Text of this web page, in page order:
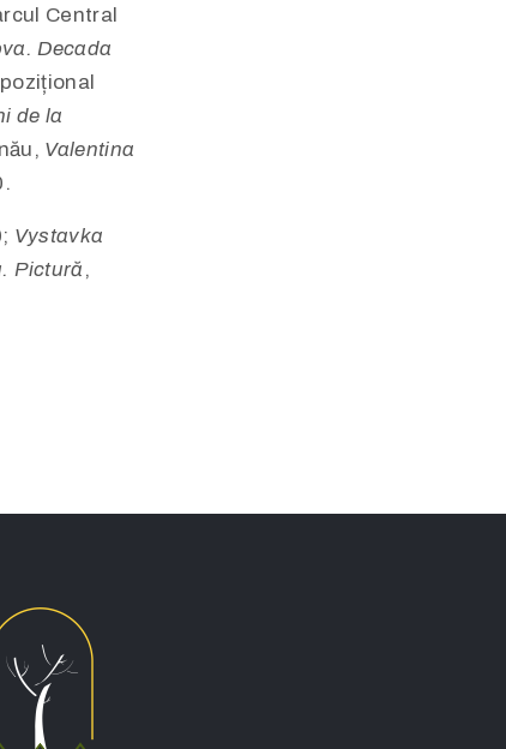
Central
Decada
de la
Valentina
Vystavka
Pictură ,